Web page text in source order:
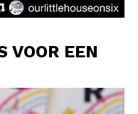
VOOR EEN